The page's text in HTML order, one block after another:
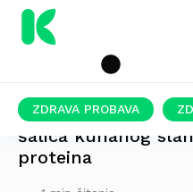
ZDRAVA PROBAVA
šalica kuhanog
proteina